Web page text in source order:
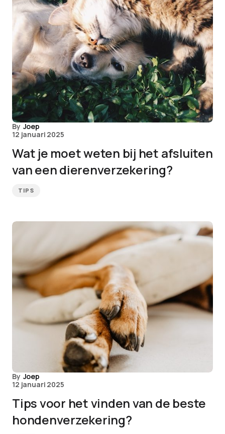
By Joep
12 januari 2025
Wat je moet weten bij het afsluiten
van een dierenverzekering?
TIPS
By Joep
12 januari 2025
Tips voor het vinden van de beste
hondenverzekering?